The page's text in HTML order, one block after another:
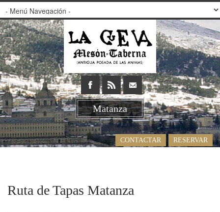
Matanza
CONTACTAR RESERVAR
Ruta de Tapas Matanza